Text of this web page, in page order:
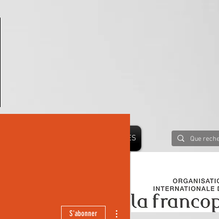
PARTENAIRES
MONDE
S'abonner
Plus d'actions